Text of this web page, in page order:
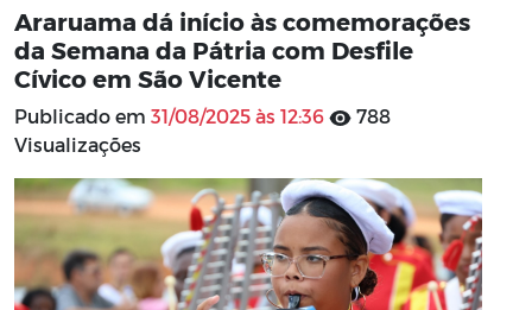
Araruama dá início às comemorações
da Semana da Pátria com Desfile
Cívico em São Vicente
Publicado em 31/08/2025 às 12:36
788
Visualizações